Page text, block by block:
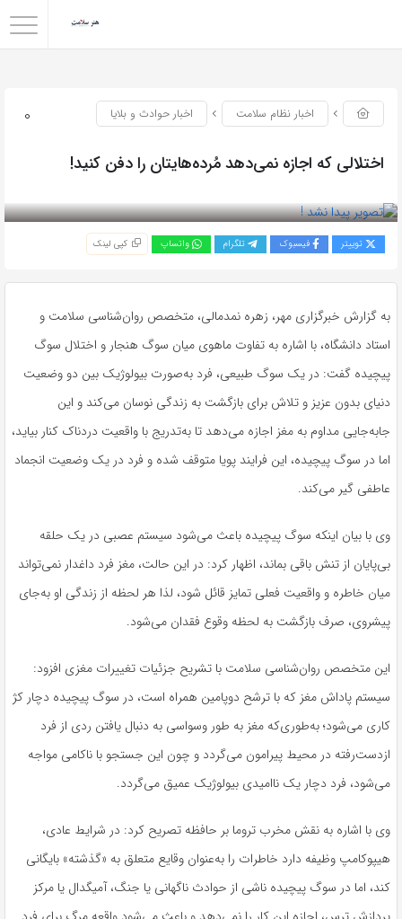
0 اخبار نظام سلامت اخبار حوادث و بلایا
اختلالی که اجازه نمی‌دهد مُرده‌هایتان را دفن کنید!
توییتر فیسبوک تلگرام واتساپ کپی لینک
به گزارش خبرگزاری مهر، زهره نمدمالی، متخصص روان‌شناسی سلامت و
استاد دانشگاه، با اشاره به تفاوت ماهوی میان سوگ هنجار و اختلال سوگ
پیچیده گفت: در یک سوگ طبیعی، فرد به‌صورت بیولوژیک بین دو وضعیت
دنیای بدون عزیز و تلاش برای بازگشت به زندگی نوسان می‌کند و این
جابه‌جایی مداوم به مغز اجازه می‌دهد تا به‌تدریج با واقعیت دردناک کنار بیاید،
اما در سوگ پیچیده، این فرایند پویا متوقف شده و فرد در یک وضعیت انجماد
عاطفی گیر می‌کند.
وی با بیان اینکه سوگ پیچیده باعث می‌شود سیستم عصبی در یک حلقه
بی‌پایان از تنش باقی بماند، اظهار کرد: در این حالت، مغز فرد داغدار نمی‌تواند
میان خاطره و واقعیت فعلی تمایز قائل شود، لذا هر لحظه از زندگی او به‌جای
پیشروی، صرف بازگشت به لحظه وقوع فقدان می‌شود.
این متخصص روان‌شناسی سلامت با تشریح جزئیات تغییرات مغزی افزود:
سیستم پاداش مغز که با ترشح دوپامین همراه است، در سوگ پیچیده دچار کژ
کاری می‌شود؛ به‌طوری‌که مغز به طور وسواسی به دنبال یافتن ردی از فرد
ازدست‌رفته در محیط پیرامون می‌گردد و چون این جستجو با ناکامی مواجه
می‌شود، فرد دچار یک ناامیدی بیولوژیک عمیق می‌گردد.
وی با اشاره به نقش مخرب تروما بر حافظه تصریح کرد: در شرایط عادی،
هیپوکامپ وظیفه دارد خاطرات را به‌عنوان وقایع متعلق به «گذشته» بایگانی
کند، اما در سوگ پیچیده ناشی از حوادث ناگهانی یا جنگ، آمیگدال یا مرکز